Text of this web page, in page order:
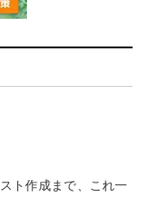
ト作成まで、これ一